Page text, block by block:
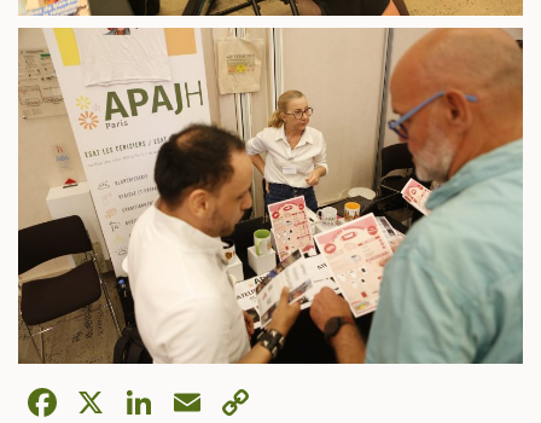
Facebook
X LinkedIn
Email